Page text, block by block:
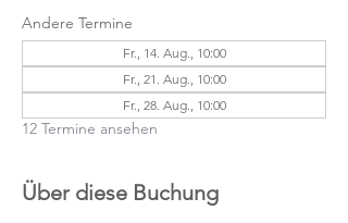
Andere Termine
Fr., 14. Aug., 10:00
Fr., 21. Aug., 10:00
Fr., 28. Aug., 10:00
12 Termine ansehen
Über diese Buchung